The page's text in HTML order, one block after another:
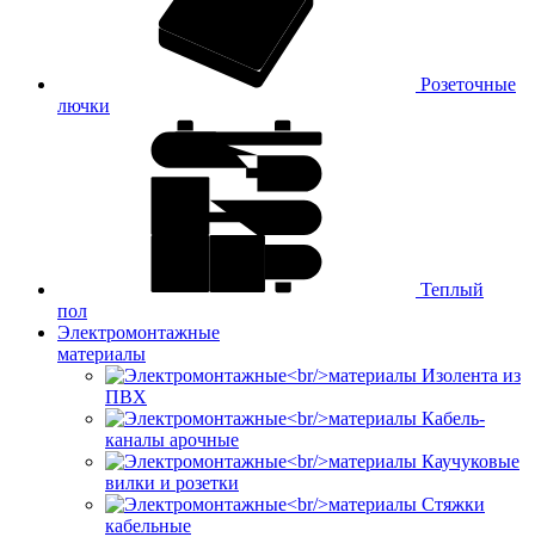
Розеточные
лючки
Теплый
пол
Электромонтажные
материалы
Изолента из
ПВХ
Кабель-
каналы арочные
Каучуковые
вилки и розетки
Стяжки
кабельные